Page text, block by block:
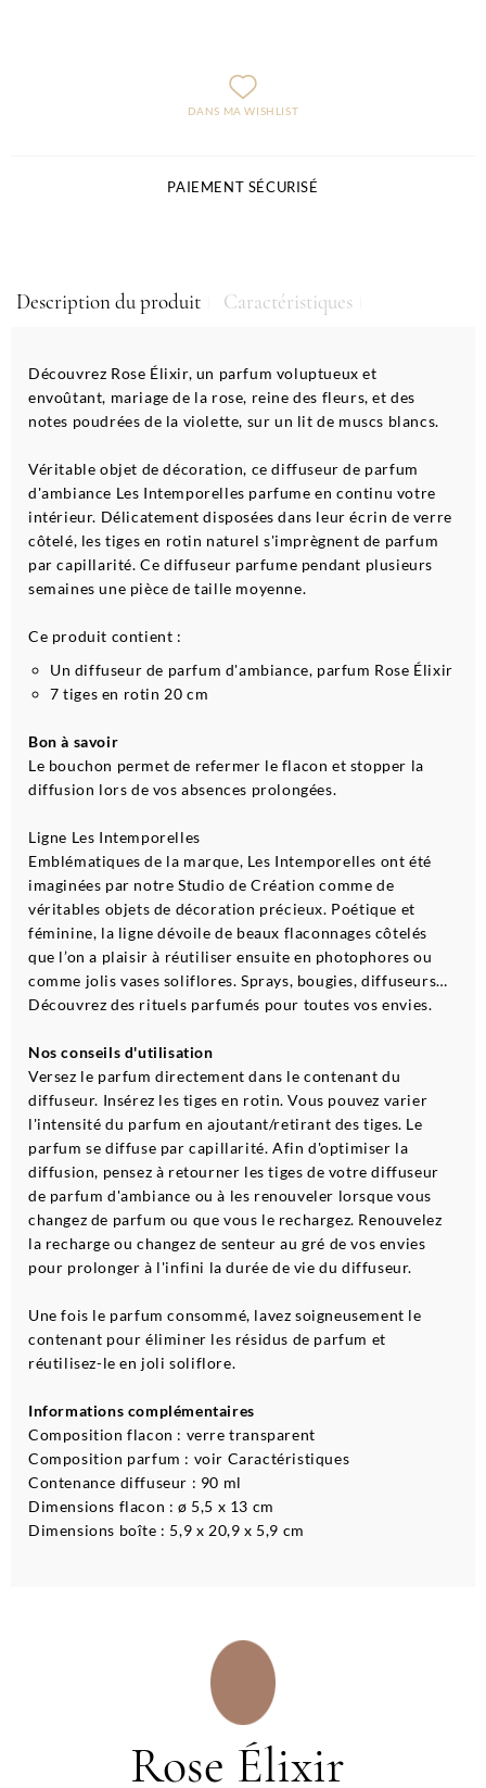
DANS MA WISHLIST
PAIEMENT SÉCURISÉ
Description du produit Caractéristiques
Découvrez Rose Élixir, un parfum voluptueux et
envoûtant, mariage de la rose, reine des fleurs, et des
notes poudrées de la violette, sur un lit de muscs blancs.
Véritable objet de décoration, ce diffuseur de parfum
d'ambiance Les Intemporelles parfume en continu votre
intérieur. Délicatement disposées dans leur écrin de verre
côtelé, les tiges en rotin naturel s'imprègnent de parfum
par capillarité. Ce diffuseur parfume pendant plusieurs
semaines une pièce de taille moyenne.
Ce produit contient :
Un diffuseur de parfum d'ambiance, parfum Rose Élixir
7 tiges en rotin 20 cm
Bon à savoir
Le bouchon permet de refermer le flacon et stopper la
diffusion lors de vos absences prolongées.
Ligne Les Intemporelles
Emblématiques de la marque, Les Intemporelles ont été
imaginées par notre Studio de Création comme de
véritables objets de décoration précieux. Poétique et
féminine, la ligne dévoile de beaux flaconnages côtelés
que l’on a plaisir à réutiliser ensuite en photophores ou
comme jolis vases soliflores. Sprays, bougies, diffuseurs…
Découvrez des rituels parfumés pour toutes vos envies.
Nos conseils d'utilisation
Versez le parfum directement dans le contenant du
diffuseur. Insérez les tiges en rotin. Vous pouvez varier
l'intensité du parfum en ajoutant/retirant des tiges. Le
parfum se diffuse par capillarité. Afin d'optimiser la
diffusion, pensez à retourner les tiges de votre diffuseur
de parfum d'ambiance ou à les renouveler lorsque vous
changez de parfum ou que vous le rechargez. Renouvelez
la recharge ou changez de senteur au gré de vos envies
pour prolonger à l'infini la durée de vie du diffuseur.
Une fois le parfum consommé, lavez soigneusement le
contenant pour éliminer les résidus de parfum et
réutilisez-le en joli soliflore.
Informations complémentaires
Composition flacon : verre transparent
Composition parfum : voir Caractéristiques
Contenance diffuseur : 90 ml
Dimensions flacon : ø 5,5 x 13 cm
Dimensions boîte : 5,9 x 20,9 x 5,9 cm
Rose Élixir